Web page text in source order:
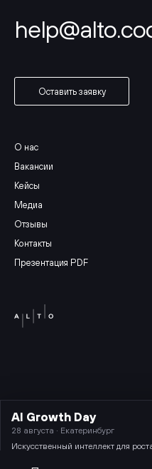
Оставить заявку
О нас
Вакансии
Кейсы
Медиа
Отзывы
Контакты
Презентация PDF
© 2014-2026 ИТ-компания Alto.
Партнерская программа
AI Growth Day
28 августа · Екатеринбург
Искусственный интеллект для